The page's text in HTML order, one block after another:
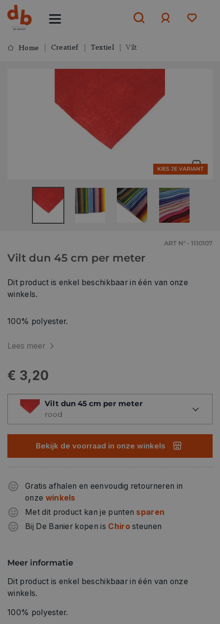
Home Creatief Textiel Vilt
KIES JE VARIANT
ART N° - 1110107
Vilt dun 45 cm per meter
Dit product is enkel beschikbaar in één van onze
winkels.
100% polyester.
Lees meer
€ 3,20
Vilt dun 45 cm per meter
rood
Bekijk de voorraad in onze winkels
Gratis afhalen en eenvoudig retourneren in
onze winkels
Met dit product kan je punten sparen
Bij De Banier kopen is Chirosteunen
Meer informatie
Dit product is enkel beschikbaar in één van onze
winkels.
100% polyester.